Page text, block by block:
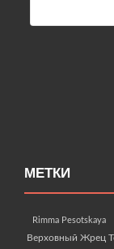
МЕТКИ
Rimma Pesotskaya
Верховный Жрец